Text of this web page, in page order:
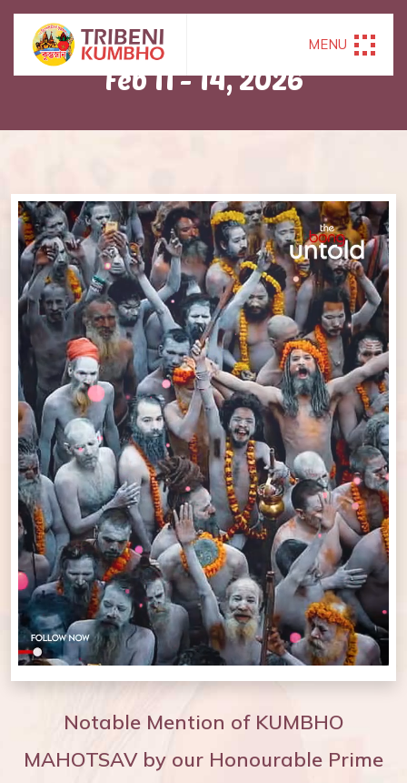
MENU
HAPPENED ON
Feb 11 - 14, 2026
Notable Mention of KUMBHO
MAHOTSAV by our Honourable Prime